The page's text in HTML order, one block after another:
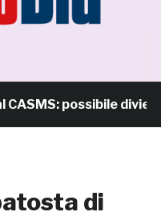
possibile divieto
di